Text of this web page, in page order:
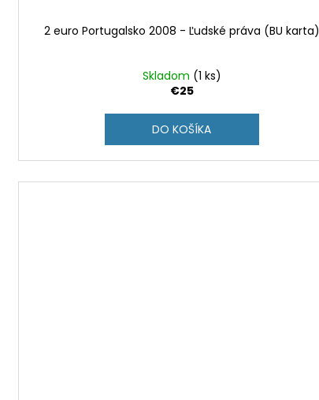
2 euro Portugalsko 2008 - Ľudské práva (BU karta)
Skladom (1 ks)
€25
DO KOŠÍKA